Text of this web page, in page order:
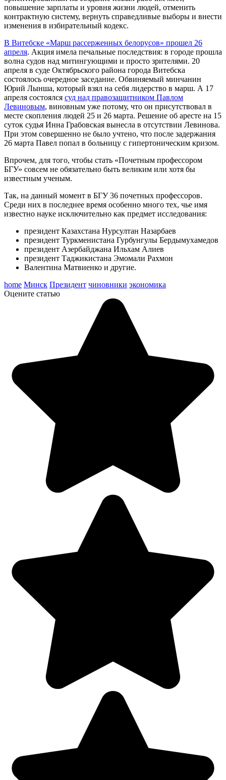
повышение зарплаты и уровня жизни людей, отменить
контрактную систему, вернуть справедливые выборы и внести
изменения в избирательный кодекс.
В Витебске «Марш рассерженных белорусов» прошел 26
апреля. Акция имела печальные последствия: в городе прошла
волна судов над митингующими и просто зрителями. 20
апреля в суде Октябрьского района города Витебска
состоялось очередное заседание. Обвиняемый минчанин
Юрий Лынша, который взял на себя лидерство в марш. А 17
апреля состоялся суд над правозащитником Павлом
Левиновым, виновным уже потому, что он присутствовал в
месте скопления людей 25 и 26 марта. Решение об аресте на 15
суток судья Инна Грабовская вынесла в отсутствии Левинова.
При этом совершенно не было учтено, что после задержания
26 марта Павел попал в больницу с гипертоническим кризом.
Впрочем, для того, чтобы стать «Почетным профессором
БГУ» совсем не обязательно быть великим или хотя бы
известным ученым.
Так, на данный момент в БГУ 36 почетных профессоров.
Среди них в последнее время особенно много тех, чье имя
известно науке исключительно как предмет исследования:
президент Казахстана Нурсултан Назарбаев
президент Туркменистана Гурбунгулы Бердымухамедов
президент Азербайджана Ильхам Алиев
президент Таджикистана Эмомали Рахмон
Валентина Матвиенко и другие.
home Минск Президент чиновники экономика
Оцените статью